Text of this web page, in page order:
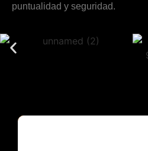
puntualidad y seguridad.